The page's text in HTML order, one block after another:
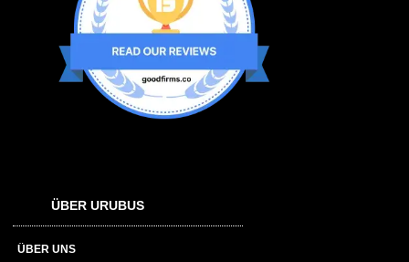
ÜBER URUBUS
ÜBER UNS